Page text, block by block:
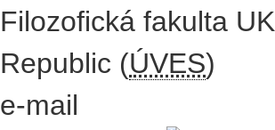
Filozofická fakulta UK
Republic (ÚVES)
e-mail